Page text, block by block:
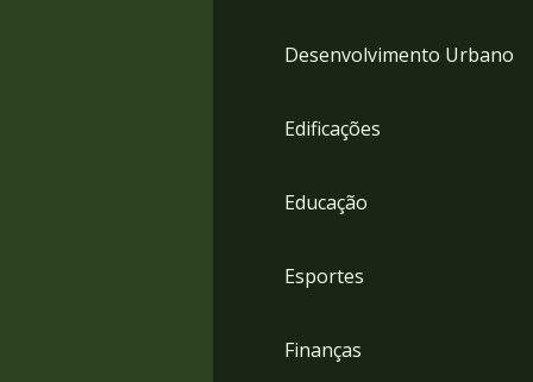
Desenvolvimento Urbano
Edificações
Educação
Esportes
Finanças